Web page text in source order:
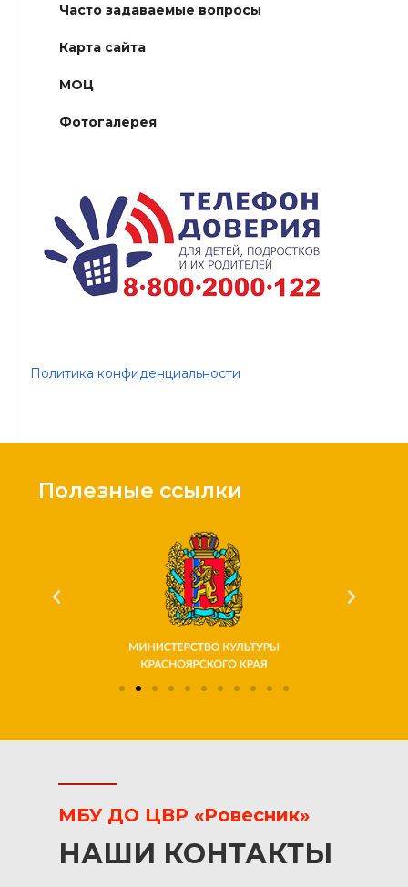
Часто задаваемые вопросы
Карта сайта
МОЦ
Фотогалерея
Политика конфиденциальности
Полезные ссылки
МБУ ДО ЦВР «Ровесник»
НАШИ КОНТАКТЫ